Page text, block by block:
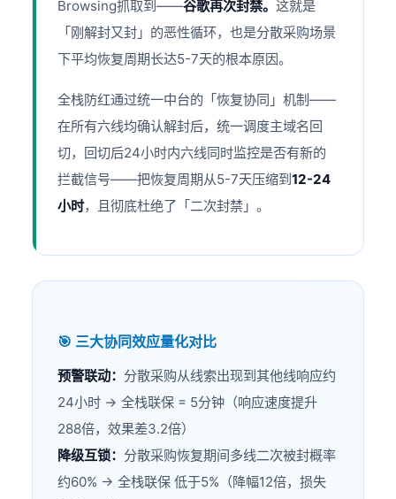
Browsing抓取到——谷歌再次封禁。这就是
「刚解封又封」的恶性循环，也是分散采购场景
下平均恢复周期长达5-7天的根本原因。
全栈防红通过统一中台的「恢复协同」机制——
在所有六线均确认解封后，统一调度主域名回
切，回切后24小时内六线同时监控是否有新的
拦截信号——把恢复周期从5-7天压缩到12-24
小时，且彻底杜绝了「二次封禁」。
🎯 三大协同效应量化对比
预警联动： 分散采购从线索出现到其他线响应约
24小时 → 全栈联保 = 5分钟（响应速度提升
288倍，效果差3.2倍）
降级互锁： 分散采购恢复期间多线二次被封概率
约60% → 全栈联保 低于5%（降幅12倍，损失